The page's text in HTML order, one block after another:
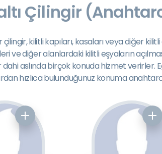
Çilingir
kilitli kapıları, kasaları veya diğer
ve diğer alanlardaki kilitli eşyaların
aslında birçok konuda hizmet verirler.
hızlıca bulunduğunuz konuma